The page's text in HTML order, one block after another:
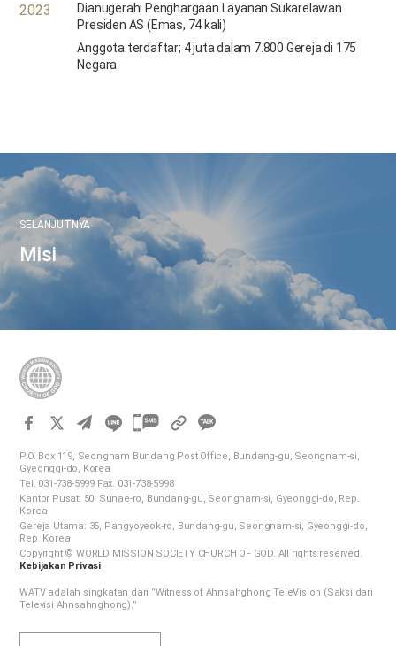
2023
Dianugerahi Penghargaan Layanan Sukarelawan
Presiden AS (Emas, 74 kali)
Anggota terdaftar; 4 juta dalam 7.800 Gereja di 175
Negara
SELANJUTNYA
Misi
카
오
공
유
하
P.O. Box 119, Seongnam Bundang Post Office, Bundang-gu, Seongnam-si,
Gyeonggi-do, Korea
Tel. 031-738-5999 Fax. 031-738-5998
Kantor Pusat: 50, Sunae-ro, Bundang-gu, Seongnam-si, Gyeonggi-do, Rep.
Korea
Gereja Utama: 35, Pangyoyeok-ro, Bundang-gu, Seongnam-si, Gyeonggi-do,
Rep. Korea
Copyright © WORLD MISSION SOCIETY CHURCH OF GOD. All rights reserved.
Kebijakan Privasi
WATV adalah singkatan dari “Witness of Ahnsahghong TeleVision (Saksi dari
Televisi Ahnsahnghong).”